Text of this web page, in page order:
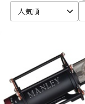
ベース
ドラム
キーボード
人気順